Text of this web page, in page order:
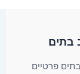
בתים​
פרטיים